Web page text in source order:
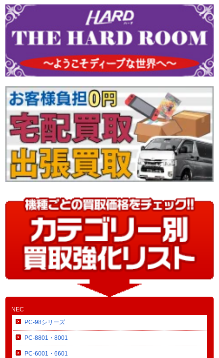
NEC
PC-98シリーズ
PC-8801・8001
PC-6001・6601